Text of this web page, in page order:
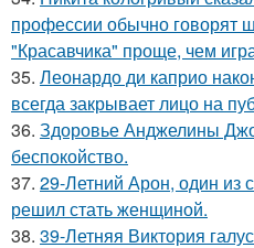
профессии обычно говорят
"Красавчика" проще, чем
35. Леонардо ди каприо
всегда закрывает лицо на
36. Здоровье Анджелины
беспокойство.
37. 29-Летний Арон, один из
решил стать женщиной.
38. 39-Летняя Виктория